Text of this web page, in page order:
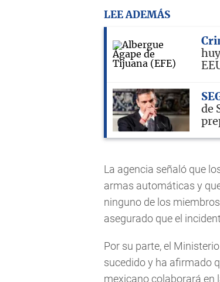
LEE ADEMÁS
de
La agencia señaló que
armas automáticas y
ninguno de los
asegurado que el
Por su parte, el
sucedido y ha afirmado
mexicano colaborará en